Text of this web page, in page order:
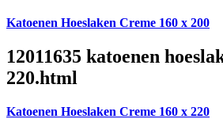
Katoenen Hoeslaken Creme 160 x 200
12011635 katoenen
220.html
Katoenen Hoeslaken Creme 160 x 220